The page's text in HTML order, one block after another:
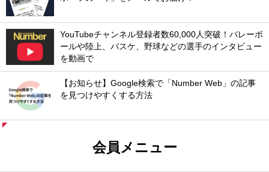
YouTubeチャンネル登録者数60,000人突破！バレーボ
ールや陸上、バスケ、野球などの選手のインタビュー
を動画で
【お知らせ】Google検索で「Number Web」の記事
を見つけやすくする方法
会員メニュー